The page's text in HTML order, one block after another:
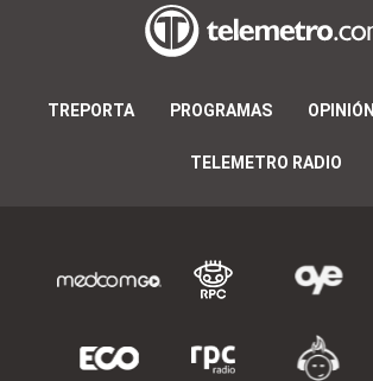
TREPORTA PROGRAMAS OPINIÓN
TELEMETRO RADIO